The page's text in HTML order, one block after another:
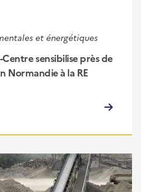
et énergétiques
sensibilise près de
Normandie à la RE